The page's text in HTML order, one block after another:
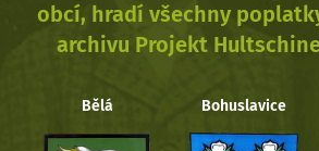
obcí, hradí všechny
archivu Projekt
Bělá Bohuslavice